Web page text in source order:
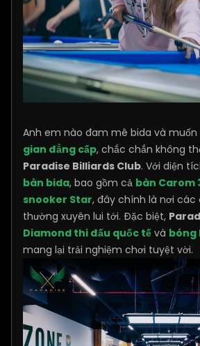
Anh em nào đam mê bida và
gian đẳng cấp, chắc chắn không
Paradise Billiards Club. Với diện
bàn bida, bao gồm cả bàn Carom
snooker Star, đây chính là nơi
thường xuyên lui tới. Đặc biệt,
Diamond thi đấu quốc tế và bóng
mang lại trải nghiệm chơi tuyệt vời.